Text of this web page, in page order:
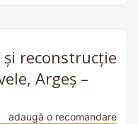
reconstrucție
Argeș –
adaugă o recomandare